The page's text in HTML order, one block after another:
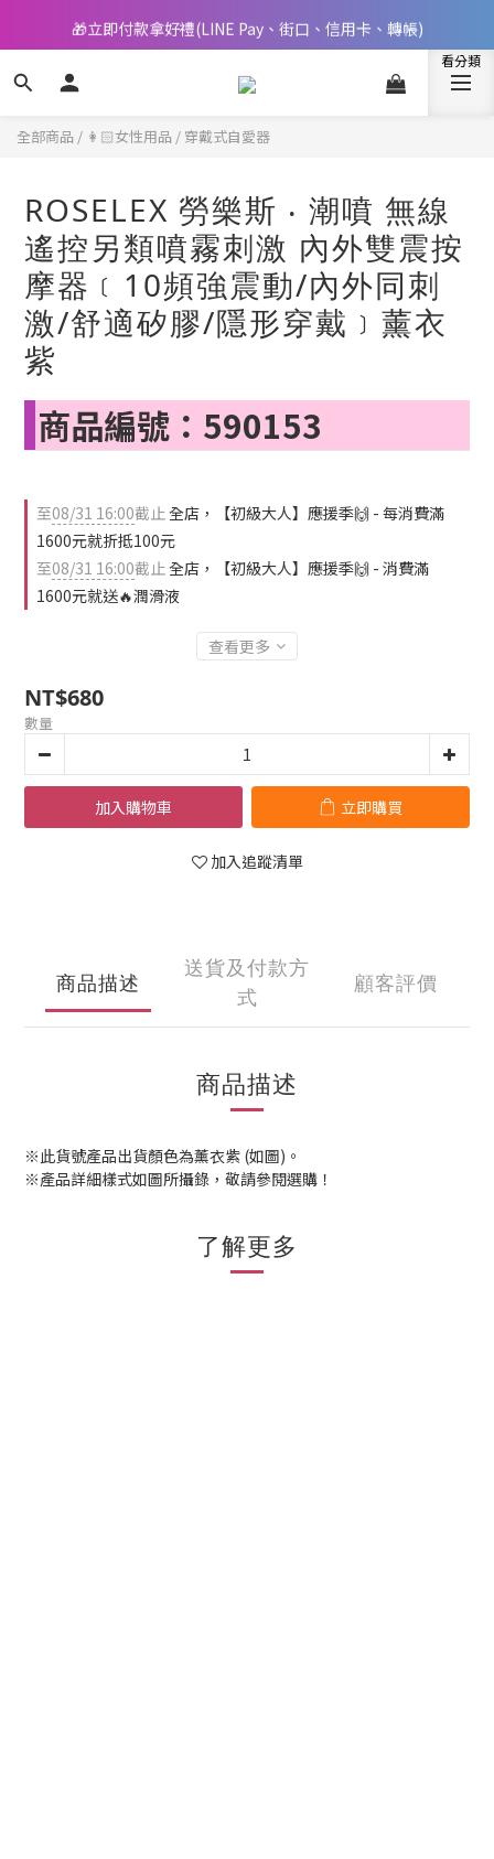
📢 邀您立即享樂，現在加入會員就送🪙80元購物金
🎁立即付款拿好禮(LINE Pay、街口、信用卡、轉帳)
📢 邀您立即享樂，現在加入會員就送🪙80元購物金
全部商品 / 👩🏻女性用品 / 穿戴式自愛器
ROSELEX 勞樂斯 ‧ 潮噴 無線
遙控另類噴霧刺激 內外雙震按
摩器﹝10頻強震動/內外同刺
激/舒適矽膠/隱形穿戴﹞薰衣
紫
商品編號：590153
至08/31 16:00截止全店，【初級大人】應援季🙌 - 每消費滿
1600元就折抵100元
至08/31 16:00截止全店，【初級大人】應援季🙌 - 消費滿
1600元就送🔥潤滑液
查看更多
NT$680
數量
加入購物車 立即購買
加入追蹤清單
商品描述
送貨及付款方
式
顧客評價
商品描述
※此貨號產品出貨顏色為薰衣紫 (如圖)。
※產品詳細樣式如圖所攝錄，敬請參閱選購！
了解更多